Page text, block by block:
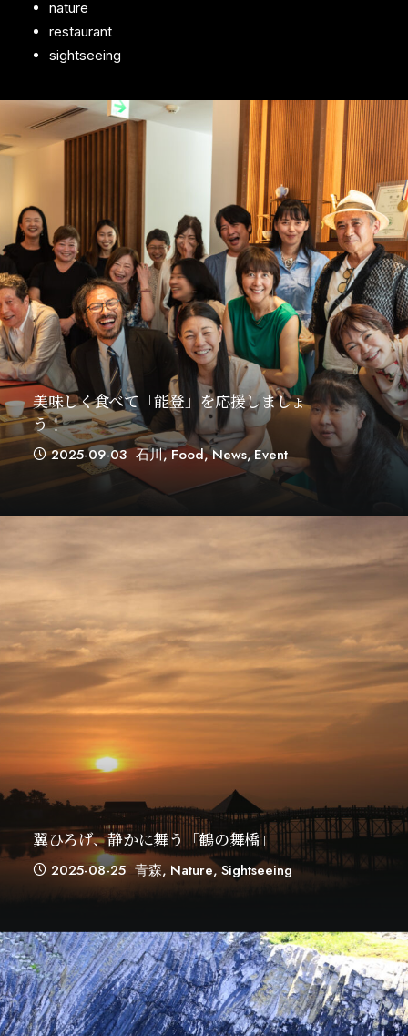
nature
restaurant
sightseeing
美味しく食べて「能登」を応援しましょ
う！
2025-09-03 石川,Food,News,Event
翼ひろげ、静かに舞う「鶴の舞橋」
2025-08-25 青森, Nature,Sightseeing